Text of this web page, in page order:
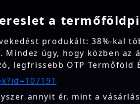
a
produkált: 38%-kal
úgy, hogy közben az
legfrissebb OTP Termőföld
annyit ér, mint a